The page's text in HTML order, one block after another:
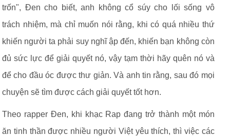
trốn", Đen cho biết, anh không cổ súy cho lối sống vô
trách nhiệm, mà chỉ muốn nói rằng, khi có quá nhiều thứ
khiến người ta phải suy nghĩ ập đến, khiến bạn không còn
đủ sức lực để giải quyết nó, vậy tạm thời hãy quên nó và
để cho đầu óc được thư giản. Và anh tin rằng, sau đó mọi
chuyện sẽ tìm được cách giải quyết tốt hơn.
Theo rapper Đen, khi khạc Rap đang trở thành một món
ăn tinh thần được nhiều người Việt yêu thích, thì việc các